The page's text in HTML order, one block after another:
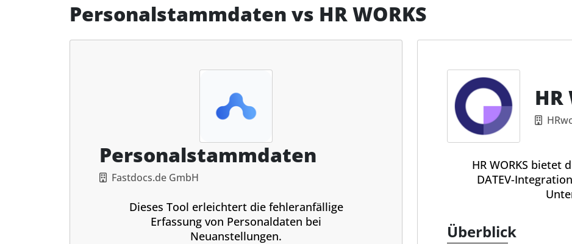
Personalstammdaten vs HR WORKS
Personalstammdaten
Fastdocs.de GmbH
Dieses Tool erleichtert die fehleranfällige
Erfassung von Personaldaten bei
Neuanstellungen.
HR
HR WORKS bietet
DATEV-
Überblick